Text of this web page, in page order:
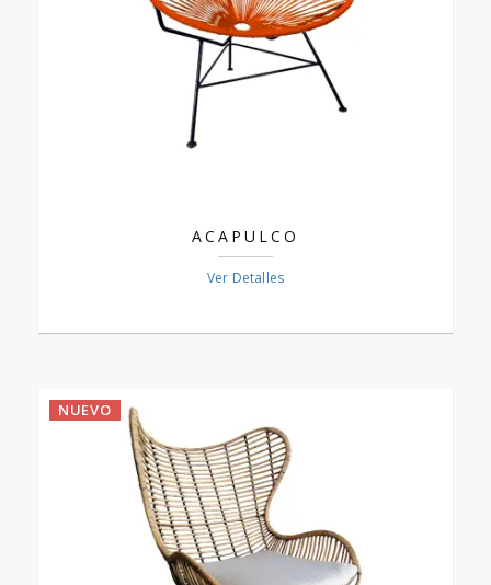
ACAPULCO
Ver Detalles
NUEVO